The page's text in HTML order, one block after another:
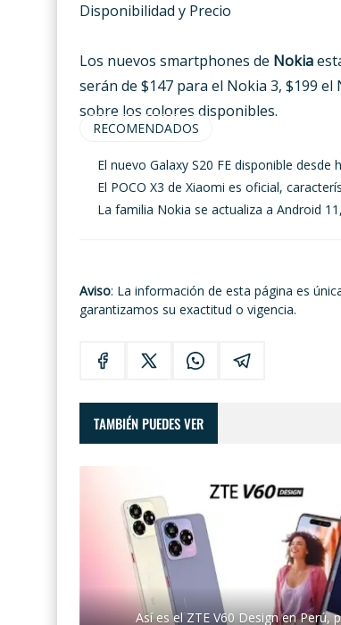
Disponibilidad y Precio
Los nuevos smartphones de Nokia
serán de $147 para el Nokia 3, $199
sobre los colores disponibles.
RECOMENDADOS
El nuevo Galaxy S20 FE disponible desde
El POCO X3 de Xiaomi es oficial,
La familia Nokia se actualiza a Android
Aviso: La información de esta página es
garantizamos su exactitud o vigencia.
TAMBIÉN PUEDES VER
Así es el ZTE V60 Design en Perú,